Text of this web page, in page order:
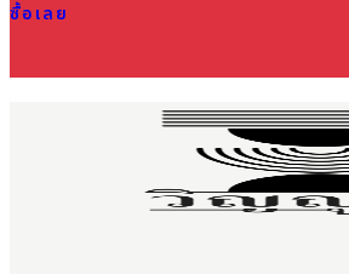
ซื้อเลย